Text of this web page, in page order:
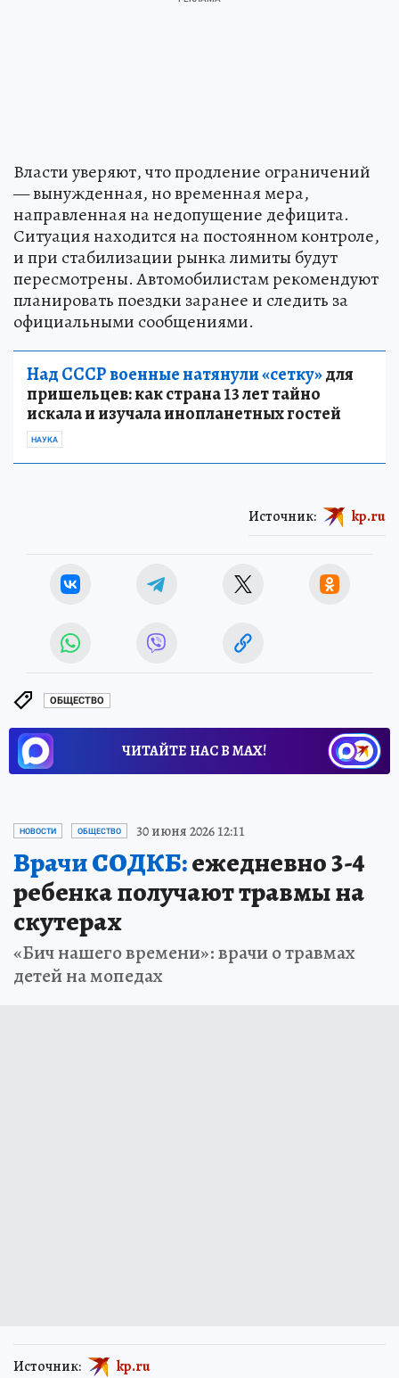
Власти уверяют, что продление ограничений
— вынужденная, но временная мера,
направленная на недопущение дефицита.
Ситуация находится на постоянном контроле,
и при стабилизации рынка лимиты будут
пересмотрены. Автомобилистам рекомендуют
планировать поездки заранее и следить за
официальными сообщениями.
Над СССР военные натянули «сетку»для
пришельцев: как страна 13 лет тайно
искала и изучала инопланетных гостей
НАУКА
Источник: kp.ru
ОБЩЕСТВО
ЧИТАЙТЕ НАС В МАХ!
НОВОСТИ ОБЩЕСТВО 30 июня 2026 12:11
Врачи СОДКБ:ежедневно 3-4
ребенка получают травмы на
скутерах
«Бич нашего времени»: врачи о травмах
детей на мопедах
Источник: kp.ru